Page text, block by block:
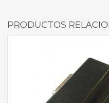
PRODUCTOS